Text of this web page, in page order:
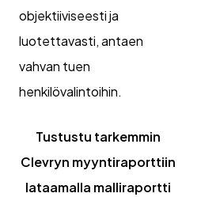
objektiiviseesti ja
luotettavasti, antaen
vahvan tuen
henkilövalintoihin.
Tustustu tarkemmin
Clevryn myyntiraporttiin
lataamalla malliraportti